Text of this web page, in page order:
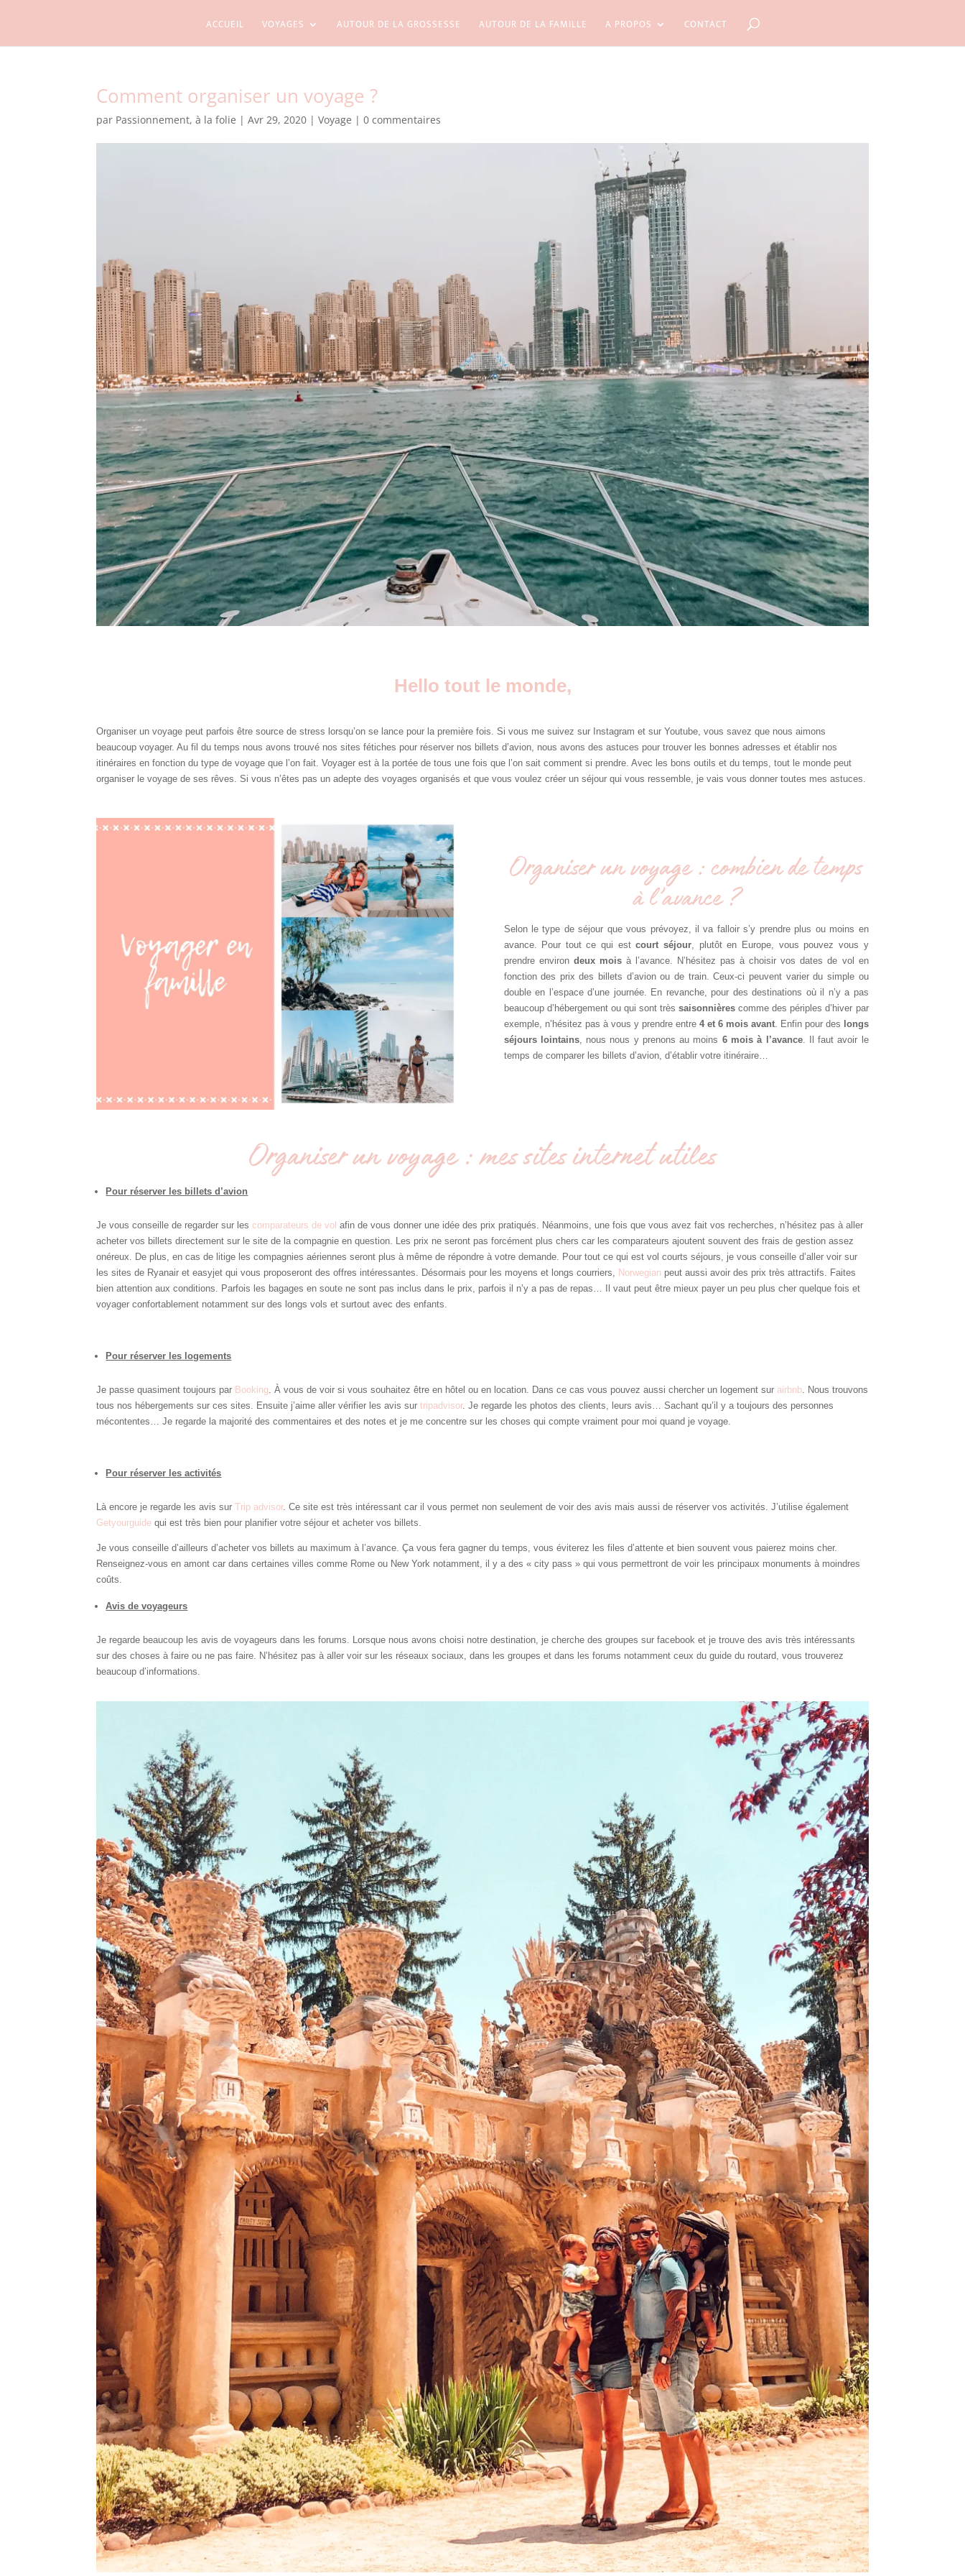
ACCUEIL VOYAGES AUTOUR DE LA GROSSESSE AUTOUR DE LA FAMILLE A PROPOS CONTACT
Comment organiser un voyage ?
par Passionnement, à la folie |Avr 29, 2020 |Voyage |0 commentaires
Hello tout le monde,
Organiser un voyage peut parfois être source de stress lorsqu’on se lance pour la première fois. Si vous me suivez sur Instagram et sur Youtube, vous savez que nous aimons
beaucoup voyager. Au fil du temps nous avons trouvé nos sites fétiches pour réserver nos billets d’avion, nous avons des astuces pour trouver les bonnes adresses et établir nos
itinéraires en fonction du type de voyage que l’on fait. Voyager est à la portée de tous une fois que l’on sait comment si prendre. Avec les bons outils et du temps, tout le monde peut
organiser le voyage de ses rêves. Si vous n’êtes pas un adepte des voyages organisés et que vous voulez créer un séjour qui vous ressemble, je vais vous donner toutes mes astuces.
Organiser un voyage : combien de temps
à l’avance ?
Selon le type de séjour que vous prévoyez, il va falloir s’y prendre plus ou moins en
avance. Pour tout ce qui estcourt séjour, plutôt en Europe, vous pouvez vous y
prendre environ deux moisà l’avance. N’hésitez pas à choisir vos dates de vol en
fonction des prix des billets d’avion ou de train. Ceux-ci peuvent varier du simple ou
double en l’espace d’une journée. En revanche, pour des destinations où il n’y a pas
beaucoup d’hébergement ou qui sont trèssaisonnières comme des périples d’hiver par
exemple, n’hésitez pas à vous y prendre entre 4 et 6 mois avant. Enfin pour des longs
séjours lointains, nous nous y prenons au moins 6 mois à l’avance. Il faut avoir le
temps de comparer les billets d’avion, d’établir votre itinéraire…
Organiser un voyage : mes sites internet utiles
Pour réserver les billets d’avion
Je vous conseille de regarder sur lescomparateurs de vol afin de vous donner une idée des prix pratiqués. Néanmoins, une fois que vous avez fait vos recherches, n’hésitez pas à aller
acheter vos billets directement sur le site de la compagnie en question. Les prix ne seront pas forcément plus chers car les comparateurs ajoutent souvent des frais de gestion assez
onéreux. De plus, en cas de litige les compagnies aériennes seront plus à même de répondre à votre demande. Pour tout ce qui est vol courts séjours, je vous conseille d’aller voir sur
les sites de Ryanair et easyjet qui vous proposeront des offres intéressantes. Désormais pour les moyens et longs courriers, Norwegian peut aussi avoir des prix très attractifs. Faites
bien attention aux conditions. Parfois les bagages en soute ne sont pas inclus dans le prix, parfois il n’y a pas de repas… Il vaut peut être mieux payer un peu plus cher quelque fois et
voyager confortablement notamment sur des longs vols et surtout avec des enfants.
Pour réserver les logements
Je passe quasiment toujours par Booking. À vous de voir si vous souhaitez être en hôtel ou en location. Dans ce cas vous pouvez aussi chercher un logement sur airbnb. Nous trouvons
tous nos hébergements sur ces sites. Ensuite j’aime aller vérifier les avis surtripadvisor. Je regarde les photos des clients, leurs avis… Sachant qu’il y a toujours des personnes
mécontentes… Je regarde la majorité des commentaires et des notes et je me concentre sur les choses qui compte vraiment pour moi quand je voyage.
Pour réserver les activités
Là encore je regarde les avis surTrip advisor. Ce site est très intéressant car il vous permet non seulement de voir des avis mais aussi de réserver vos activités. J’utilise également
Getyourguide qui est très bien pour planifier votre séjour et acheter vos billets.
Je vous conseille d’ailleurs d’acheter vos billets au maximum à l’avance. Ça vous fera gagner du temps, vous éviterez les files d’attente et bien souvent vous paierez moins cher.
Renseignez-vous en amont car dans certaines villes comme Rome ou New York notamment, il y a des « city pass » qui vous permettront de voir les principaux monuments à moindres
coûts.
Avis de voyageurs
Je regarde beaucoup les avis de voyageurs dans les forums. Lorsque nous avons choisi notre destination, je cherche des groupes sur facebook et je trouve des avis très intéressants
sur des choses à faire ou ne pas faire. N’hésitez pas à aller voir sur les réseaux sociaux, dans les groupes et dans les forums notamment ceux du guide du routard, vous trouverez
beaucoup d’informations.